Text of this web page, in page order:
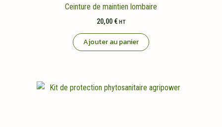
Ceinture de maintien lombaire
20,00 € HT
Ajouter au panier